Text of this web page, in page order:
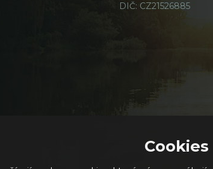
DIČ: CZ21526885
Cookies